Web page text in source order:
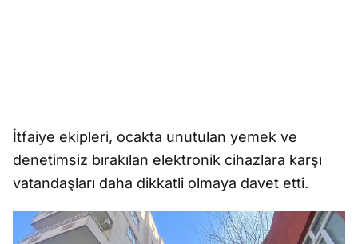
İtfaiye ekipleri, ocakta unutulan yemek ve
denetimsiz bırakılan elektronik cihazlara karşı
vatandaşları daha dikkatli olmaya davet etti.